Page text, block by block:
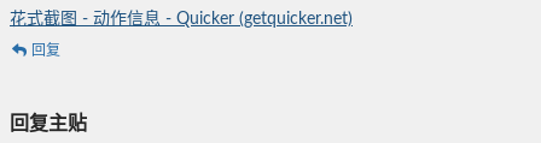
花式截图 - 动作信息 - Quicker (getquicker.net)
回复
回复主贴